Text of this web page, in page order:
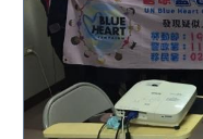
章
宣
導
3095 (我想爸爸，響鈴
警察局：110 【如何
實施宣導？】 申請窗
其聘僱單位及仲介公
話：037-559245。 (